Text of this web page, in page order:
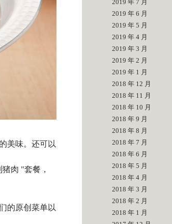
美味。还可以
肉 "套餐，
的原创菜单以
2019 年 7 月
2019 年 6 月
2019 年 5 月
2019 年 4 月
2019 年 3 月
2019 年 2 月
2019 年 1 月
2018 年 12 月
2018 年 11 月
2018 年 10 月
2018 年 9 月
2018 年 8 月
2018 年 7 月
2018 年 6 月
2018 年 5 月
2018 年 4 月
2018 年 3 月
2018 年 2 月
2018 年 1 月